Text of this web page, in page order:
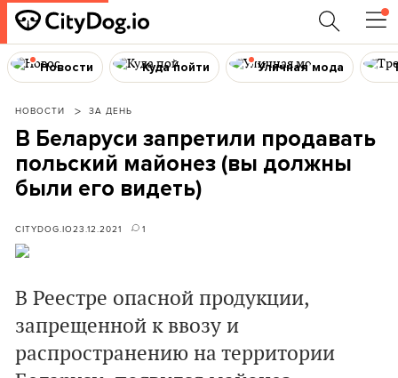
Новости Куда пойти Уличная мода
НОВОСТИ ЗА ДЕНЬ
В Беларуси запретили продавать
польский майонез (вы должны
были его видеть)
CITYDOG.IO23.12.2021 1
В Реестре опасной продукции,
запрещенной к ввозу и
распространению на территории